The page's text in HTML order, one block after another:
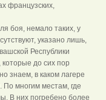
французских,
боя, немало таких, у
указано лишь,
Республики
до сих пор
знаем, в каком лагере
По многим местам, где
В них погребено более